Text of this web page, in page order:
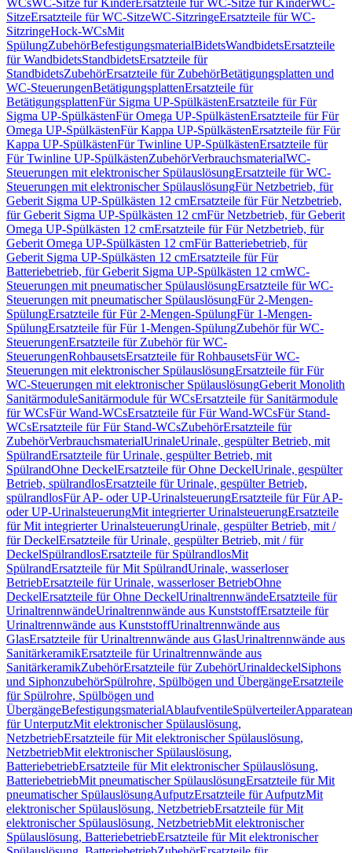
WCsWC-Sitze für KinderErsatzteile für WC-Sitze für KinderWC-
SitzeErsatzteile für WC-SitzeWC-SitzringeErsatzteile für WC-
SitzringeHock-WCsMit
SpülungZubehörBefestigungsmaterialBidetsWandbidetsErsatzteile
für WandbidetsStandbidetsErsatzteile für
StandbidetsZubehörErsatzteile für ZubehörBetätigungsplatten und
WC-SteuerungenBetätigungsplattenErsatzteile für
BetätigungsplattenFür Sigma UP-SpülkästenErsatzteile für Für
Sigma UP-SpülkästenFür Omega UP-SpülkästenErsatzteile für Für
Omega UP-SpülkästenFür Kappa UP-SpülkästenErsatzteile für Für
Kappa UP-SpülkästenFür Twinline UP-SpülkästenErsatzteile für
Für Twinline UP-SpülkästenZubehörVerbrauchsmaterialWC-
Steuerungen mit elektronischer SpülauslösungErsatzteile für WC-
Steuerungen mit elektronischer SpülauslösungFür Netzbetrieb, für
Geberit Sigma UP-Spülkästen 12 cmErsatzteile für Für Netzbetrieb,
für Geberit Sigma UP-Spülkästen 12 cmFür Netzbetrieb, für Geberit
Omega UP-Spülkästen 12 cmErsatzteile für Für Netzbetrieb, für
Geberit Omega UP-Spülkästen 12 cmFür Batteriebetrieb, für
Geberit Sigma UP-Spülkästen 12 cmErsatzteile für Für
Batteriebetrieb, für Geberit Sigma UP-Spülkästen 12 cmWC-
Steuerungen mit pneumatischer SpülauslösungErsatzteile für WC-
Steuerungen mit pneumatischer SpülauslösungFür 2-Mengen-
SpülungErsatzteile für Für 2-Mengen-SpülungFür 1-Mengen-
SpülungErsatzteile für Für 1-Mengen-SpülungZubehör für WC-
SteuerungenErsatzteile für Zubehör für WC-
SteuerungenRohbausetsErsatzteile für RohbausetsFür WC-
Steuerungen mit elektronischer SpülauslösungErsatzteile für Für
WC-Steuerungen mit elektronischer SpülauslösungGeberit Monolith
SanitärmoduleSanitärmodule für WCsErsatzteile für Sanitärmodule
für WCsFür Wand-WCsErsatzteile für Für Wand-WCsFür Stand-
WCsErsatzteile für Für Stand-WCsZubehörErsatzteile für
ZubehörVerbrauchsmaterialUrinaleUrinale, gespülter Betrieb, mit
SpülrandErsatzteile für Urinale, gespülter Betrieb, mit
SpülrandOhne DeckelErsatzteile für Ohne DeckelUrinale, gespülter
Betrieb, spülrandlosErsatzteile für Urinale, gespülter Betrieb,
spülrandlosFür AP- oder UP-UrinalsteuerungErsatzteile für Für AP-
oder UP-UrinalsteuerungMit integrierter UrinalsteuerungErsatzteile
für Mit integrierter UrinalsteuerungUrinale, gespülter Betrieb, mit /
für DeckelErsatzteile für Urinale, gespülter Betrieb, mit / für
DeckelSpülrandlosErsatzteile für SpülrandlosMit
SpülrandErsatzteile für Mit SpülrandUrinale, wasserloser
BetriebErsatzteile für Urinale, wasserloser BetriebOhne
DeckelErsatzteile für Ohne DeckelUrinaltrennwändeErsatzteile für
UrinaltrennwändeUrinaltrennwände aus KunststoffErsatzteile für
Urinaltrennwände aus KunststoffUrinaltrennwände aus
GlasErsatzteile für Urinaltrennwände aus GlasUrinaltrennwände aus
SanitärkeramikErsatzteile für Urinaltrennwände aus
SanitärkeramikZubehörErsatzteile für ZubehörUrinaldeckelSiphons
und SiphonzubehörSpülrohre, Spülbögen und ÜbergängeErsatzteile
für Spülrohre, Spülbögen und
ÜbergängeBefestigungsmaterialAblaufventileSpülverteiler
für UnterputzMit elektronischer Spülauslösung,
NetzbetriebErsatzteile für Mit elektronischer Spülauslösung,
NetzbetriebMit elektronischer Spülauslösung,
BatteriebetriebErsatzteile für Mit elektronischer Spülauslösung,
BatteriebetriebMit pneumatischer SpülauslösungErsatzteile für Mit
pneumatischer SpülauslösungAufputzErsatzteile für AufputzMit
elektronischer Spülauslösung, NetzbetriebErsatzteile für Mit
elektronischer Spülauslösung, NetzbetriebMit elektronischer
Spülauslösung, BatteriebetriebErsatzteile für Mit elektronischer